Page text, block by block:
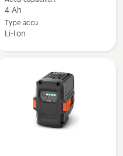
Aspire™
P4A
productbeoordeling
4 Ah
Type accu
Li-Ion